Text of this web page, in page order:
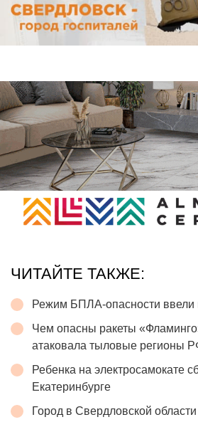
ЧИТАЙТЕ ТАКЖЕ:
Режим БПЛА-опасности ввели
Чем опасны ракеты
атаковала тыловые регионы
Ребенка на электросамокате
Екатеринбурге
Город в Свердловской